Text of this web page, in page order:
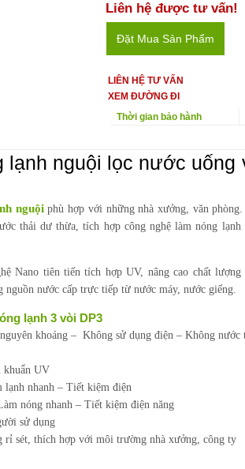
Liên hệ được tư vấn!
Đặt Mua Sản Phẩm
LIÊN HỆ TƯ VẤN
XEM ĐƯỜNG ĐI
Thời gian bảo hành
lạnh nguội lọc nước uống
nguộiphù hợp với những nhà xưởng, văn
thải dư thừa, tích hợp công nghệ làm nóng
Nano tiên tiến tích hợp UV, nâng cao chất
nước cấp trực tiếp từ nước máy, nước giếng.
lạnh 3 vòi DP3
khoáng – Không sử dụng điện – Không nước
khuẩn UV
lạnh nhanh – Tiết kiệm điện
nóng nhanh – Tiết kiệm điện năng
sử dụng
sét, thích hợp với môi trường nhà xưởng, công ty